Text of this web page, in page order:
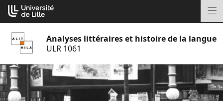
Aller
au
Analyses littéraires et histoire de la langue
ULR 1061
Cookies management panel